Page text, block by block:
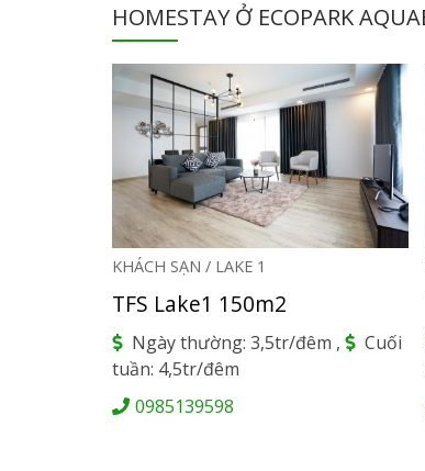
HOMESTAY Ở ECOPARK
KHÁCH SẠN / LAKE 1
TFS Lake1 150m2
Ngày thường: 3,5tr/đêm ,
Cuối
tuần: 4,5tr/đêm
0985139598
Previous
Next